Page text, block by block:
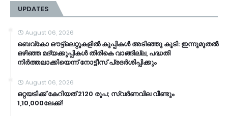
UPDATES
August 06, 2026
ബെവ്‌കോ ഔട്ട്‌ലെറ്റുകളില്‍ കുപ്പികള്‍ അടിഞ്ഞു കൂടി: ഇന്നുമുതല്‍
ഒഴിഞ്ഞ മദ്യക്കുപ്പികള്‍ തിരികെ വാങ്ങില്ല, പദ്ധതി
നിര്‍ത്തലാക്കിയെന്ന് നോട്ടീസ് പ്രദര്‍ശിപ്പിക്കും
August 06, 2026
ഒറ്റയടിക്ക് കേറിയത് 2120 രൂപ; സ്വര്‍ണവില വീണ്ടും
1,10,000ലേക്ക്!